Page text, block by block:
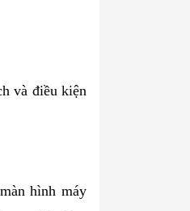
và điều kiện
hình máy